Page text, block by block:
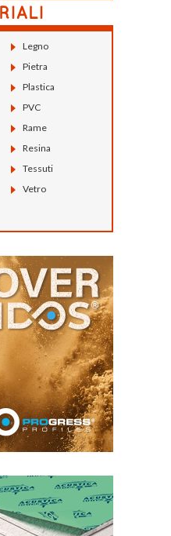
Legno
Pietra
Plastica
PVC
Rame
Resina
Tessuti
Vetro